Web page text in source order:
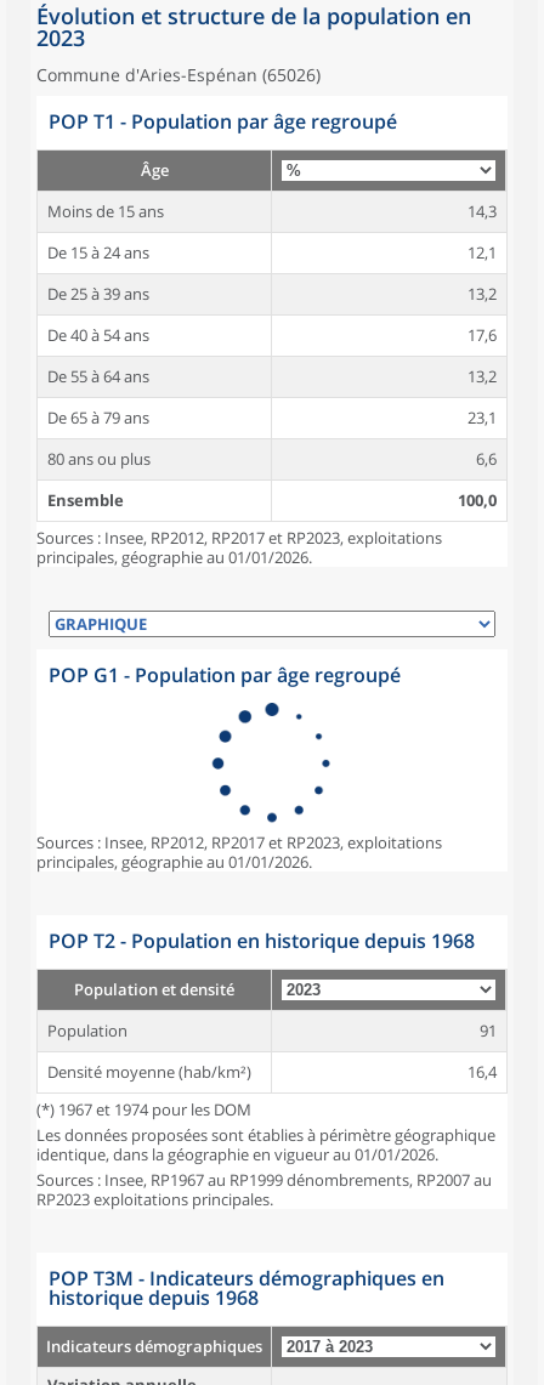
Évolution et structure de la population en
2023
Commune d'Aries-Espénan (65026)
POP T1 - Population par âge regroupé
Âge
Moins de 15 ans
14,3
De 15 à 24 ans
12,1
De 25 à 39 ans
13,2
De 40 à 54 ans
17,6
De 55 à 64 ans
13,2
De 65 à 79 ans
23,1
80 ans ou plus
6,6
Ensemble
100,0
Sources : Insee, RP2012, RP2017 et RP2023, exploitations
principales, géographie au 01/01/2026.
POP G1 - Population par âge regroupé
Sources : Insee, RP2012, RP2017 et RP2023, exploitations
principales, géographie au 01/01/2026.
POP T2 - Population en historique depuis 1968
Population et densité
Population
91
Densité moyenne (hab/km²)
16,4
(*) 1967 et 1974 pour les DOM
Les données proposées sont établies à périmètre géographique
identique, dans la géographie en vigueur au 01/01/2026.
Sources : Insee, RP1967 au RP1999 dénombrements, RP2007 au
RP2023 exploitations principales.
POP T3M - Indicateurs démographiques en
historique depuis 1968
Indicateurs démographiques